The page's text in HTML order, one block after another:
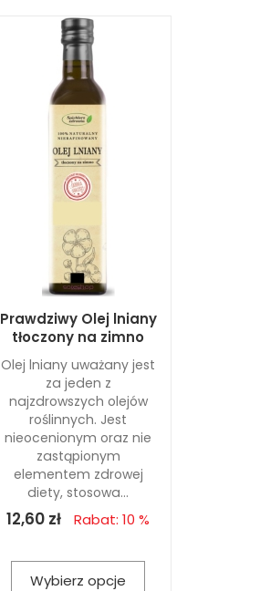
Prawdziwy Olej lniany
tłoczony na zimno
Olej lniany uważany jest
za jeden z
najzdrowszych olejów
roślinnych. Jest
nieocenionym oraz nie
zastąpionym
elementem zdrowej
diety, stosowa...
12,60 zł Rabat: 10 %
Wybierz opcje